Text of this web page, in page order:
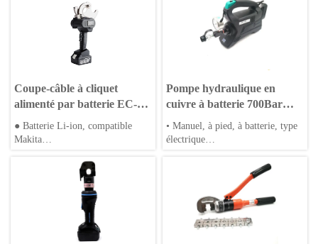
● Cycles de sertissage rapides et
rétraction automatique
● Matrices hexagonales et
matrices rondes personnalisables
● Cycles de sertissage rapides et
rétraction automatique
● Matrices hexagonales et
matrices rondes personnalisables
Coupe-câble à cliquet
alimenté par batterie EC-
75M
● Batterie Li-ion, compatible
Makita
solaire et éolienne
● Cycles de sertissage rapides et
rétraction automatique
● Matrices hexagonales et
matrices rondes personnalisables
Pompe hydraulique en
cuivre à batterie 700Bar
EAP-700A
• Manuel, à pied, à batterie, type
électrique
et de coupe hydraulique
• Corps en alliage d'aluminium ou